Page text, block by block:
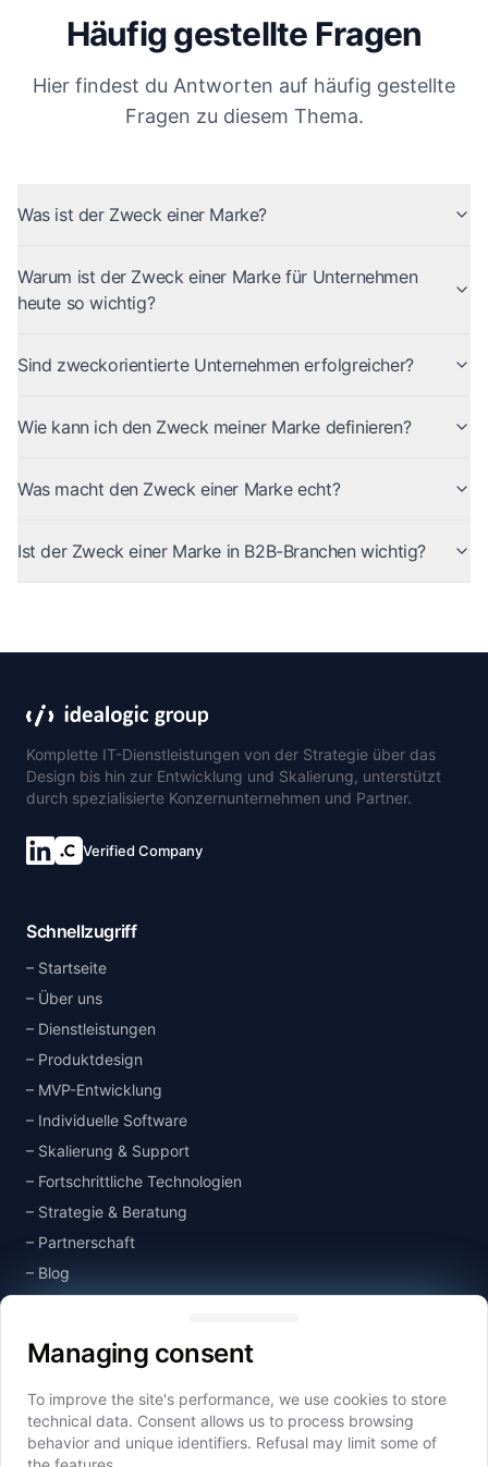
Häufig gestellte Fragen
Hier findest du Antworten auf häufig gestellte
Fragen zu diesem Thema.
Was ist der Zweck einer Marke?
Warum ist der Zweck einer Marke für Unternehmen
heute so wichtig?
Sind zweckorientierte Unternehmen erfolgreicher?
Wie kann ich den Zweck meiner Marke definieren?
Was macht den Zweck einer Marke echt?
Ist der Zweck einer Marke in B2B-Branchen wichtig?
Komplette IT-Dienstleistungen von der Strategie über das
Design bis hin zur Entwicklung und Skalierung, unterstützt
durch spezialisierte Konzernunternehmen und Partner.
Verbinde dich auf LinkedIn
Verified Company
Schnellzugriff
Startseite
Über uns
Dienstleistungen
Produktdesign
MVP-Entwicklung
Individuelle Software
Skalierung & Support
Fortschrittliche Technologien
Strategie & Beratung
Partnerschaft
Blog
Unternehmensgruppe
Idealogic
Managing consent
Managing consent
To improve the site's performance, we use cookies to store
technical data. Consent allows us to process browsing
behavior and unique identifiers. Refusal may limit some of